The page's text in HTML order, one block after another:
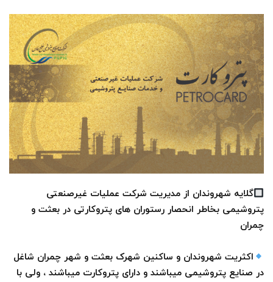
گلایه شهروندان از مدیریت شرکت عملیات غیرصنعتی
پتروشیمی بخاطر انحصار رستوران های پتروکارتی در بعثت و
چمران
اکثریت شهروندان و ساکنین شهرک بعثت و شهر چمران شاغل
در صنایع پتروشیمی میباشند و دارای پتروکارت میباشند ، ولی با